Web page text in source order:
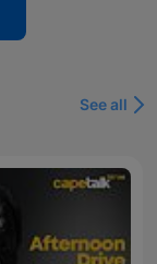
See all